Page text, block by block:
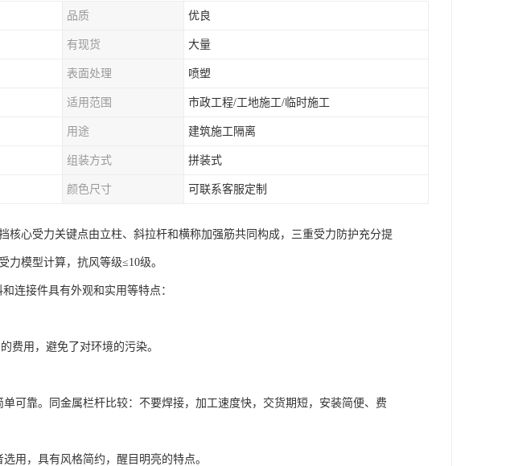
品质 优良
有现货 大量
表面处理 喷塑
适用范围 市政工程/工地施工/临时施工
用途 建筑施工隔离
组装方式 拼装式
颜色尺寸 可联系客服定制
核心受力关键点由立柱、斜拉杆和横称加强筋共同构成，三重受力防护充分提
模型计算，抗风等级≤10级。
连接件具有外观和实用等特点：
费用，避免了对环境的污染。
可靠。同金属栏杆比较：不要焊接，加工速度快，交货期短，安装简便、费
用，具有风格简约，醒目明亮的特点。